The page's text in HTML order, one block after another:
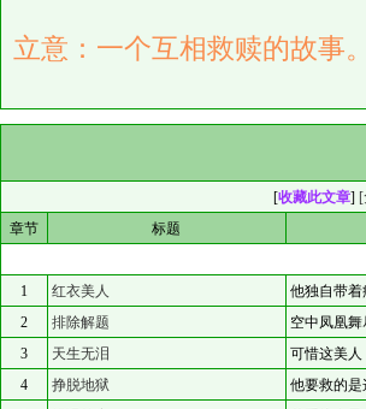
立意：一个互相救赎的故事。
[收藏此文章]
章节
标题
1 红衣美人
他独自带
2
排除解题
空中凤凰舞
3
天生无泪
可惜这美人
4
挣脱地狱
他要救的是